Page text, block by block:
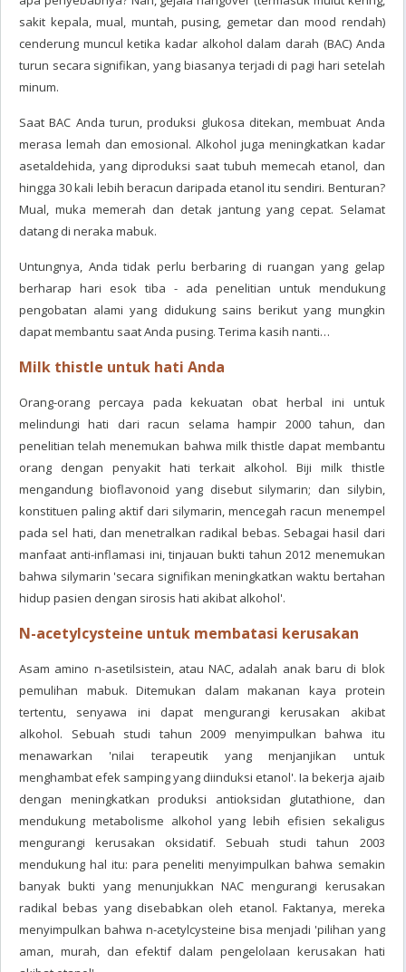
sakit kepala, mual, muntah, pusing, gemetar dan mood rendah)
cenderung muncul ketika kadar alkohol dalam darah (BAC) Anda
turun secara signifikan, yang biasanya terjadi di pagi hari setelah
minum.
Saat BAC Anda turun, produksi glukosa ditekan, membuat Anda
merasa lemah dan emosional. Alkohol juga meningkatkan kadar
asetaldehida, yang diproduksi saat tubuh memecah etanol, dan
hingga 30 kali lebih beracun daripada etanol itu sendiri. Benturan?
Mual, muka memerah dan detak jantung yang cepat. Selamat
datang di neraka mabuk.
Untungnya, Anda tidak perlu berbaring di ruangan yang gelap
berharap hari esok tiba - ada penelitian untuk mendukung
pengobatan alami yang didukung sains berikut yang mungkin
dapat membantu saat Anda pusing. Terima kasih nanti…
Milk thistle untuk hati Anda
Orang-orang percaya pada kekuatan obat herbal ini untuk
melindungi hati dari racun selama hampir 2000 tahun, dan
penelitian telah menemukan bahwa milk thistle dapat membantu
orang dengan penyakit hati terkait alkohol. Biji milk thistle
mengandung bioflavonoid yang disebut silymarin; dan silybin,
konstituen paling aktif dari silymarin, mencegah racun menempel
pada sel hati, dan menetralkan radikal bebas. Sebagai hasil dari
manfaat anti-inflamasi ini, tinjauan bukti tahun 2012 menemukan
bahwa silymarin 'secara signifikan meningkatkan waktu bertahan
hidup pasien dengan sirosis hati akibat alkohol'.
N-acetylcysteine ​​untuk membatasi kerusakan
Asam amino n-asetilsistein, atau NAC, adalah anak baru di blok
pemulihan mabuk. Ditemukan dalam makanan kaya protein
tertentu, senyawa ini dapat mengurangi kerusakan akibat
alkohol. Sebuah studi tahun 2009 menyimpulkan bahwa itu
menawarkan 'nilai terapeutik yang menjanjikan untuk
menghambat efek samping yang diinduksi etanol'. Ia bekerja ajaib
dengan meningkatkan produksi antioksidan glutathione, dan
mendukung metabolisme alkohol yang lebih efisien sekaligus
mengurangi kerusakan oksidatif. Sebuah studi tahun 2003
mendukung hal itu: para peneliti menyimpulkan bahwa semakin
banyak bukti yang menunjukkan NAC mengurangi kerusakan
radikal bebas yang disebabkan oleh etanol. Faktanya, mereka
menyimpulkan bahwa n-acetylcysteine ​​bisa menjadi 'pilihan yang
aman, murah, dan efektif dalam pengelolaan kerusakan hati